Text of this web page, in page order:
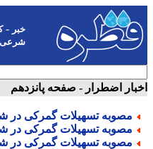
-کرونا
شرعی-
اضطرار - صفحه پانزدهم
مصوبه تسهیلات گمرکی در
مصوبه تسهیلات گمرکی در
مصوبه تسهیلات گمرکی در